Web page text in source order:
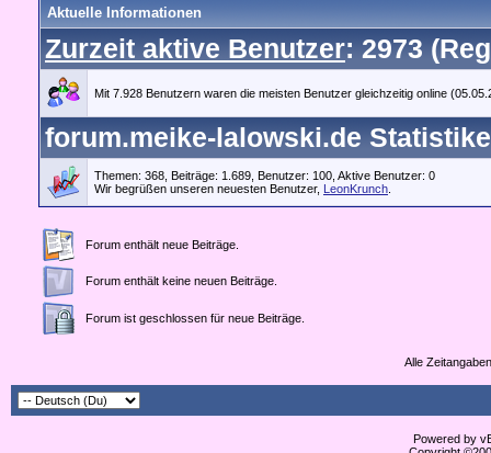
Aktuelle Informationen
Zurzeit aktive Benutzer: 2973
Mit 7.928 Benutzern waren die meisten Benutzer gleichzeitig online
forum.meike-lalowski.de
Themen: 368, Beiträge: 1.689, Benutzer: 100, Aktive Benutzer: 0
Wir begrüßen unseren neuesten Benutzer, LeonKrunch
Forum enthält neue Beiträge.
Forum enthält keine neuen Beiträge.
Forum ist geschlossen für neue Beiträge.
Alle
Powered by